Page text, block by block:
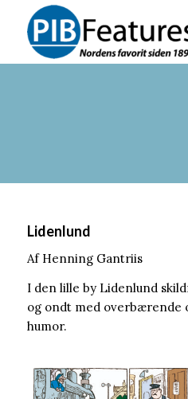
Lidenlund
Af Henning Gantriis
I den lille by Lidenlund
og ondt med overbærende
humor.